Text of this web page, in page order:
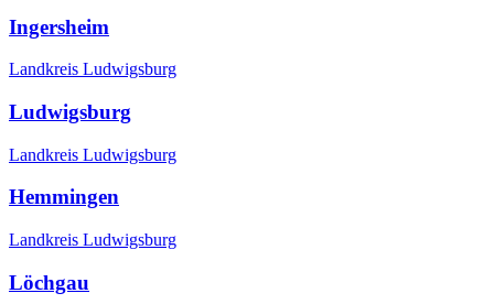
Ingersheim
Landkreis Ludwigsburg
Ludwigsburg
Landkreis Ludwigsburg
Hemmingen
Landkreis Ludwigsburg
Löchgau